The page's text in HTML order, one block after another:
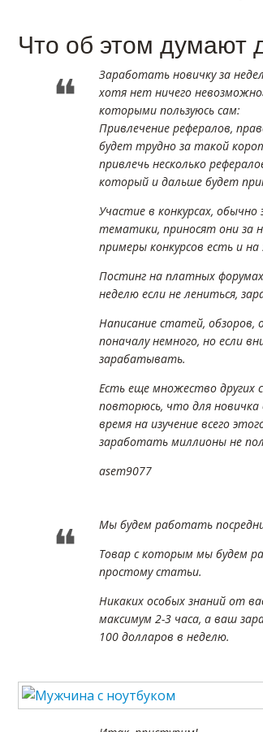
Что об этом думают
Заработать новичку за
хотя нет ничего
которыми пользуюсь сам:
Привлечение рефералов,
будет трудно за такой
привлечь несколько
который и дальше будет
Участие в конкурсах,
тематики, приносят они за
примеры конкурсов есть и
Постинг на платных
неделю если не лениться,
Написание статей,
поначалу немного, но если
зарабатывать.
Есть еще множество других
повторюсь, что для
время на изучение всего
заработать миллионы не
asem9077
Мы будем работать
Товар с которым мы будем
простому статьи.
Никаких особых знаний от
максимум 2-3 часа, а ваш
100 долларов в неделю.